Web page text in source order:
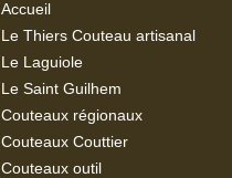
Accueil
Le Thiers Couteau artisanal
Le Laguiole
Le Saint Guilhem
Couteaux régionaux
Couteaux Couttier
Couteaux outil